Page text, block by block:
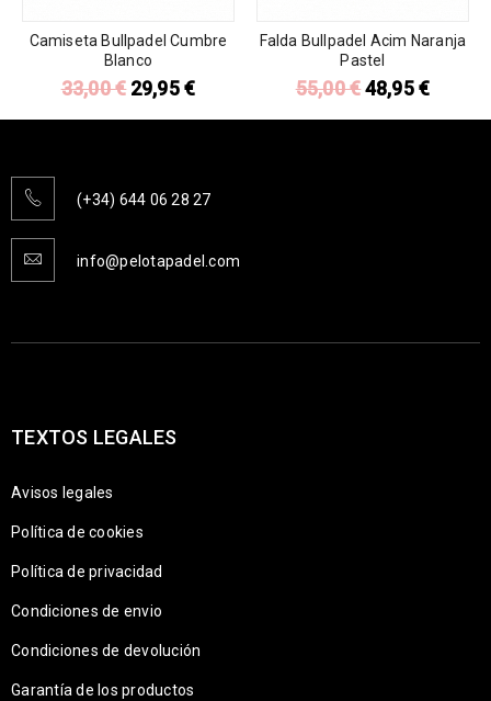
Camiseta Bullpadel Cumbre
Blanco
33,00€ 29,95€
Falda Bullpadel Acim Naranja
Pastel
55,00€48,95€
(+34) 644 06 28 27
info@pelotapadel.com
TEXTOS LEGALES
Avisos legales
Política de cookies
Política de privacidad
Condiciones de envio
Condiciones de devolución
Garantía de los productos